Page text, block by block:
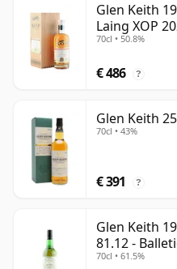
Glen Keith
Laing XOP
70cl • 50.8%
€ 486 ?
Glen Keith
70cl • 43%
€ 391 ?
Glen Keith
81.12 -
70cl • 61.5%